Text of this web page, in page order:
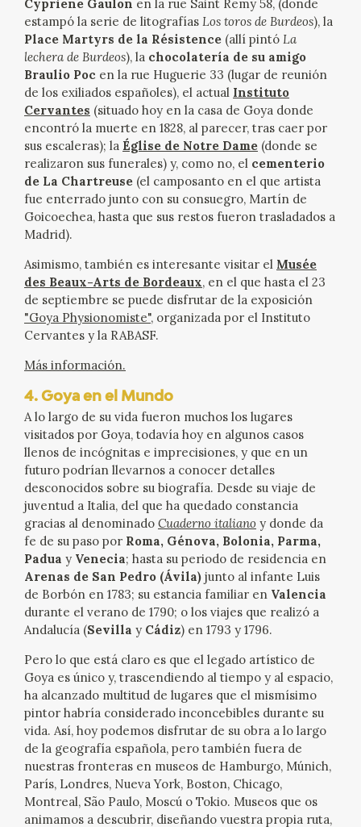
Cypriene Gaulon en la rue Saint Remy 58, (donde
estampó la serie de litografías Los toros de Burdeos), la
Place Martyrs de la Résistence (allí pintó La
lechera de Burdeos), la chocolatería de su amigo
Braulio Poc en la rue Huguerie 33 (lugar de reunión
de los exiliados españoles), el actual Instituto
Cervantes (situado hoy en la casa de Goya donde
encontró la muerte en 1828, al parecer, tras caer por
sus escaleras); la Église de Notre Dame (donde se
realizaron sus funerales) y, como no, el cementerio
de La Chartreuse (el camposanto en el que artista
fue enterrado junto con su consuegro, Martín de
Goicoechea, hasta que sus restos fueron trasladados a
Madrid).
Asimismo, también es interesante visitar el Musée
des Beaux-Arts de Bordeaux, en el que hasta el 23
de septiembre se puede disfrutar de la exposición
"Goya Physionomiste", organizada por el Instituto
Cervantes y la RABASF.
Más información.
4. Goya en el Mundo
A lo largo de su vida fueron muchos los lugares
visitados por Goya, todavía hoy en algunos casos
llenos de incógnitas e imprecisiones, y que en un
futuro podrían llevarnos a conocer detalles
desconocidos sobre su biografía. Desde su viaje de
juventud a Italia, del que ha quedado constancia
gracias al denominado Cuaderno italiano y donde da
fe de su paso por Roma, Génova, Bolonia, Parma,
Padua y Venecia; hasta su periodo de residencia en
Arenas de San Pedro (Ávila) junto al infante Luis
de Borbón en 1783; su estancia familiar en Valencia
durante el verano de 1790; o los viajes que realizó a
Andalucía (Sevilla y Cádiz) en 1793 y 1796.
Pero lo que está claro es que el legado artístico de
Goya es único y, trascendiendo al tiempo y al espacio,
ha alcanzado multitud de lugares que el mismísimo
pintor habría considerado inconcebibles durante su
vida. Así, hoy podemos disfrutar de su obra a lo largo
de la geografía española, pero también fuera de
nuestras fronteras en museos de Hamburgo, Múnich,
París, Londres, Nueva York, Boston, Chicago,
Montreal, São Paulo, Moscú o Tokio. Museos que os
animamos a descubrir, diseñando vuestra propia ruta,